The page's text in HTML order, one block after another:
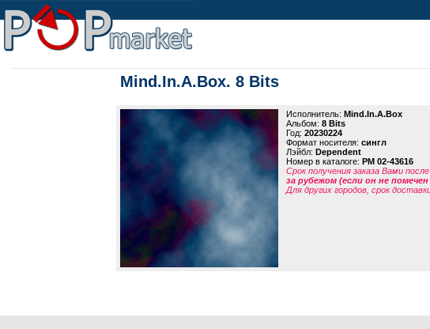
Mind.In.A.Box. 8 Bits
Исполнитель: Mind.In.A.Box
Альбом: 8 Bits
Год: 20230224
Формат носителя: сингл
Лэйбл: Dependent
Номер в каталоге: PM 02-43616
Срок получения заказа Вами
за рубежом (если он не
Для других городов, срок